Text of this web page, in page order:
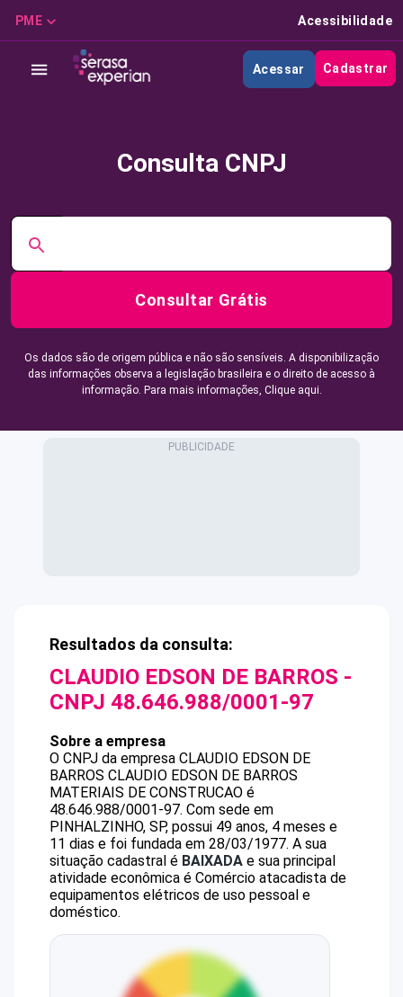
PME Acessibilidade
Acessar Cadastrar
Consulta CNPJ
Consultar Grátis
Os dados são de origem pública e não são sensíveis. A disponibilização
das informações observa a legislação brasileira e o direito de acesso à
informação. Para mais informações, Clique aqui.
Resultados da consulta:
CLAUDIO EDSON DE BARROS -
CNPJ 48.646.988/0001-97
Sobre a empresa
O CNPJ da empresa CLAUDIO EDSON DE
BARROS CLAUDIO EDSON DE BARROS
MATERIAIS DE CONSTRUCAO é
48.646.988/0001-97. Com sede em
PINHALZINHO, SP, possui 49 anos, 4 meses e
11 dias e foi fundada em 28/03/1977. A sua
situação cadastral é BAIXADA e sua principal
atividade econômica é Comércio atacadista de
equipamentos elétricos de uso pessoal e
doméstico.